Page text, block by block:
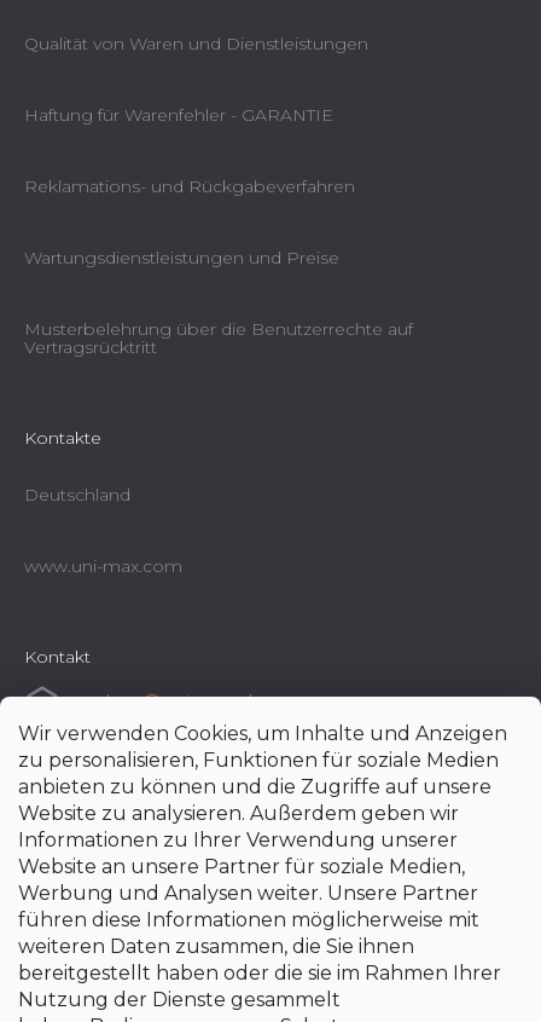
Wir verwenden Cookies, um Inhalte und Anzeigen
zu personalisieren, Funktionen für soziale Medien
anbieten zu können und die Zugriffe auf unsere
Website zu analysieren. Außerdem geben wir
Informationen zu Ihrer Verwendung unserer
Website an unsere Partner für soziale Medien,
Werbung und Analysen weiter. Unsere Partner
führen diese Informationen möglicherweise mit
weiteren Daten zusammen, die Sie ihnen
bereitgestellt haben oder die sie im Rahmen Ihrer
Nutzung der Dienste gesammelt
Qualität von Waren und Dienstleistungen
Haftung für Warenfehler - GARANTIE
Reklamations- und Rückgabeverfahren
Wartungsdienstleistungen und Preise
Musterbelehrung über die Benutzerrechte auf
Vertragsrücktritt
Kontakte
Deutschland
www.uni-max.com
Kontakt
e-shop@uni-max.de
+420 266 190 190